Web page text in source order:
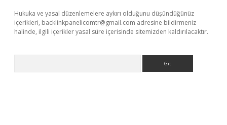
Hukuka ve yasal düzenlemelere aykırı olduğunu düşündüğünüz
içerikleri, backlinkpanelicomtr@gmail.com adresine bildirmeniz
halinde, ilgili içerikler yasal süre içerisinde sitemizden kaldırılacaktır.